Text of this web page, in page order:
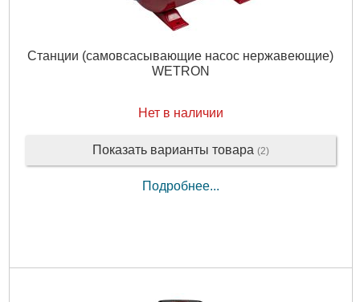
200x140x130 мм
Подробнее...
Станции (самовсасывающие насос нержавеющие)
WETRON
Нет в наличии
Показать варианты товара (2)
Подробнее...